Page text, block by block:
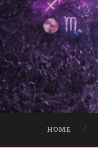
HOME